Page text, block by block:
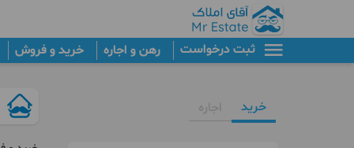
ثبت درخواست رهن و اجاره خرید و فروش
خرید اجاره